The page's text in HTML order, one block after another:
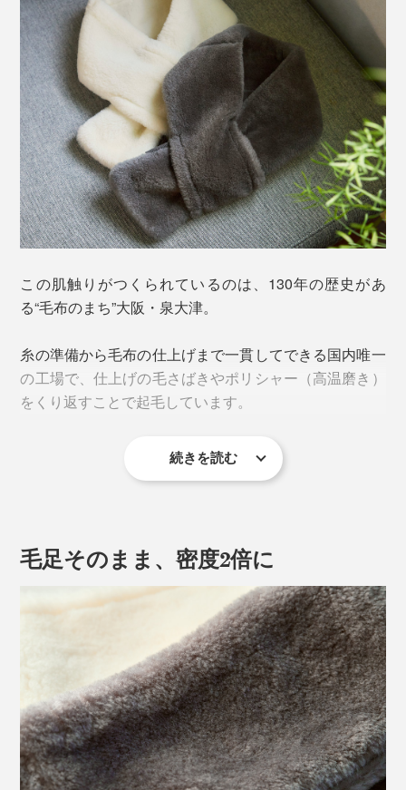
この肌触りがつくられているのは、130年の歴史があ
る“毛布のまち”大阪・泉大津。
糸の準備から毛布の仕上げまで一貫してできる国内唯一
の工場で、仕上げの毛さばきやポリシャー（高温磨き）
をくり返すことで起毛しています。
続きを読む
毛足そのまま、密度2倍に